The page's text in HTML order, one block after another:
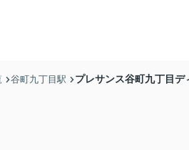
谷町九丁目駅 プレサンス谷町九丁目